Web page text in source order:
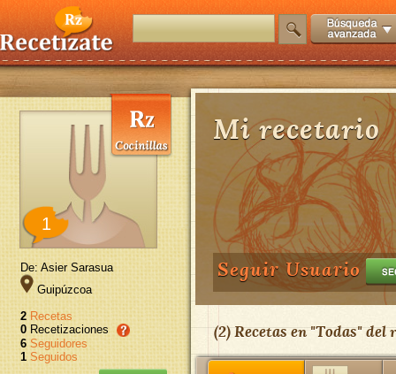
1
De: Asier Sarasua
Guipúzcoa
2 Recetas
0 Recetizaciones
6 Seguidores
1 Seguidos
Mi recetario
Seguir Usuario
(2) Recetas en "Todas" del